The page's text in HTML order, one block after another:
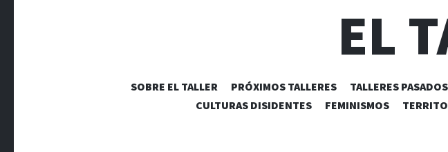
EL
SOBRE EL TALLER PRÓXIMOS TALLERES TALLERES PASADOS
CULTURAS DISIDENTES
FEMINISMOS